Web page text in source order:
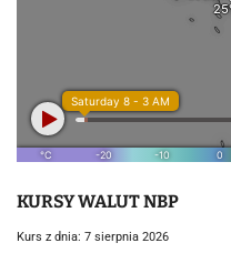
KURSY WALUT NBP
Kurs z dnia: 7 sierpnia 2026